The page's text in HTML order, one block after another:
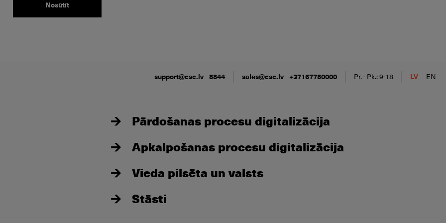
support@csc.lv 8844 sales@csc.lv +37167780000 Pr. - Pk.: 9-18 LV EN
Pārdošanas procesu digitalizācija
Apkalpošanas procesu digitalizācija
Vieda pilsēta un valsts
Stāsti